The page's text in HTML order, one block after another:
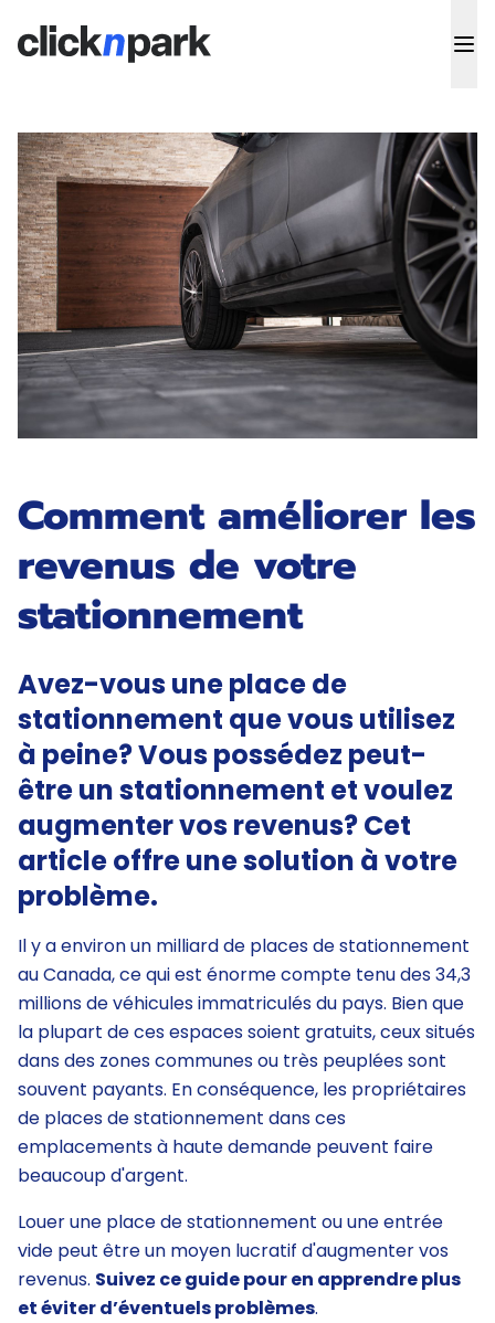
Comment améliorer les
revenus de votre
stationnement
Avez-vous une place de
stationnement que vous utilisez
à peine? Vous possédez peut-
être un stationnement et voulez
augmenter vos revenus? Cet
article offre une solution à votre
problème.
Il y a environ un milliard de places de stationnement
au Canada, ce qui est énorme compte tenu des 34,3
millions de véhicules immatriculés du pays. Bien que
la plupart de ces espaces soient gratuits, ceux situés
dans des zones communes ou très peuplées sont
souvent payants. En conséquence, les propriétaires
de places de stationnement dans ces
emplacements à haute demande peuvent faire
beaucoup d'argent.
Louer une place de stationnement ou une entrée
vide peut être un moyen lucratif d'augmenter vos
revenus. Suivez ce guide pour en apprendre plus
et éviter d’éventuels problèmes.